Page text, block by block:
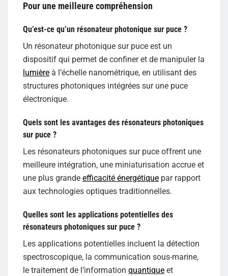
Pour une meilleure compréhension
Qu’est-ce qu’un résonateur photonique sur puce ?
Un résonateur photonique sur puce est un
dispositif qui permet de confiner et de manipuler la
lumière à l’échelle nanométrique, en utilisant des
structures photoniques intégrées sur une puce
électronique.
Quels sont les avantages des résonateurs photoniques
sur puce ?
Les résonateurs photoniques sur puce offrent une
meilleure intégration, une miniaturisation accrue et
une plus grande efficacité énergétique par rapport
aux technologies optiques traditionnelles.
Quelles sont les applications potentielles des
résonateurs photoniques sur puce ?
Les applications potentielles incluent la détection
spectroscopique, la communication sous-marine,
le traitement de l’information quantique et